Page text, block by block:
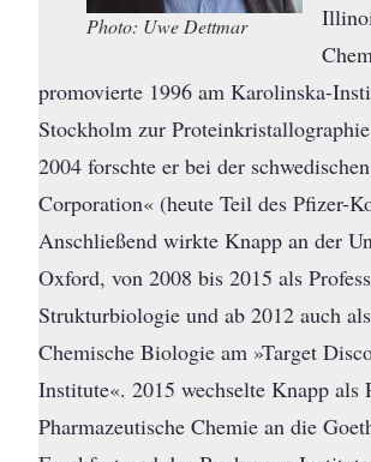
Photo: Uwe Dettmar
promovierte 1996 am Karolinska-
Stockholm zur
2004 forschte er bei der
Corporation« (heute Teil des Pfizer-
Anschließend wirkte Knapp an der
Oxford, von 2008 bis 2015 als
Strukturbiologie und ab 2012 auch
Chemische Biologie am »Target
Institute«. 2015 wechselte Knapp als
Pharmazeutische Chemie an die